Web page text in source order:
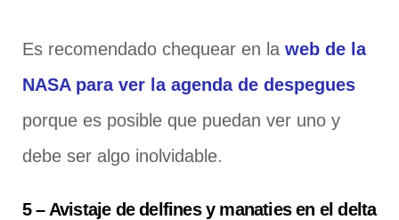
Es recomendado chequear en la web de la
NASA para ver la agenda de despegues
porque es posible que puedan ver uno y
debe ser algo inolvidable.
5 – Avistaje de delfines y manaties en el delta